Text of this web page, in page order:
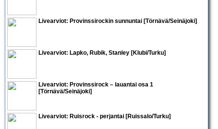
Livearviot: Provinssirockin sunnuntai [Törnävä/Seinäjoki]
Livearviot: Lapko, Rubik, Stanley [Klubi/Turku]
Livearviot: Provinssirock – lauantai osa 1
[Törnävä/Seinäjoki]
Livearviot: Ruisrock - perjantai [Ruissalo/Turku]